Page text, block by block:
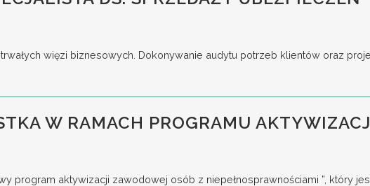
więzi biznesowych. Dokonywanie audytu potrzeb klientów oraz
W RAMACH PROGRAMU
program aktywizacji zawodowej osób z niepełnosprawnościami ”, który